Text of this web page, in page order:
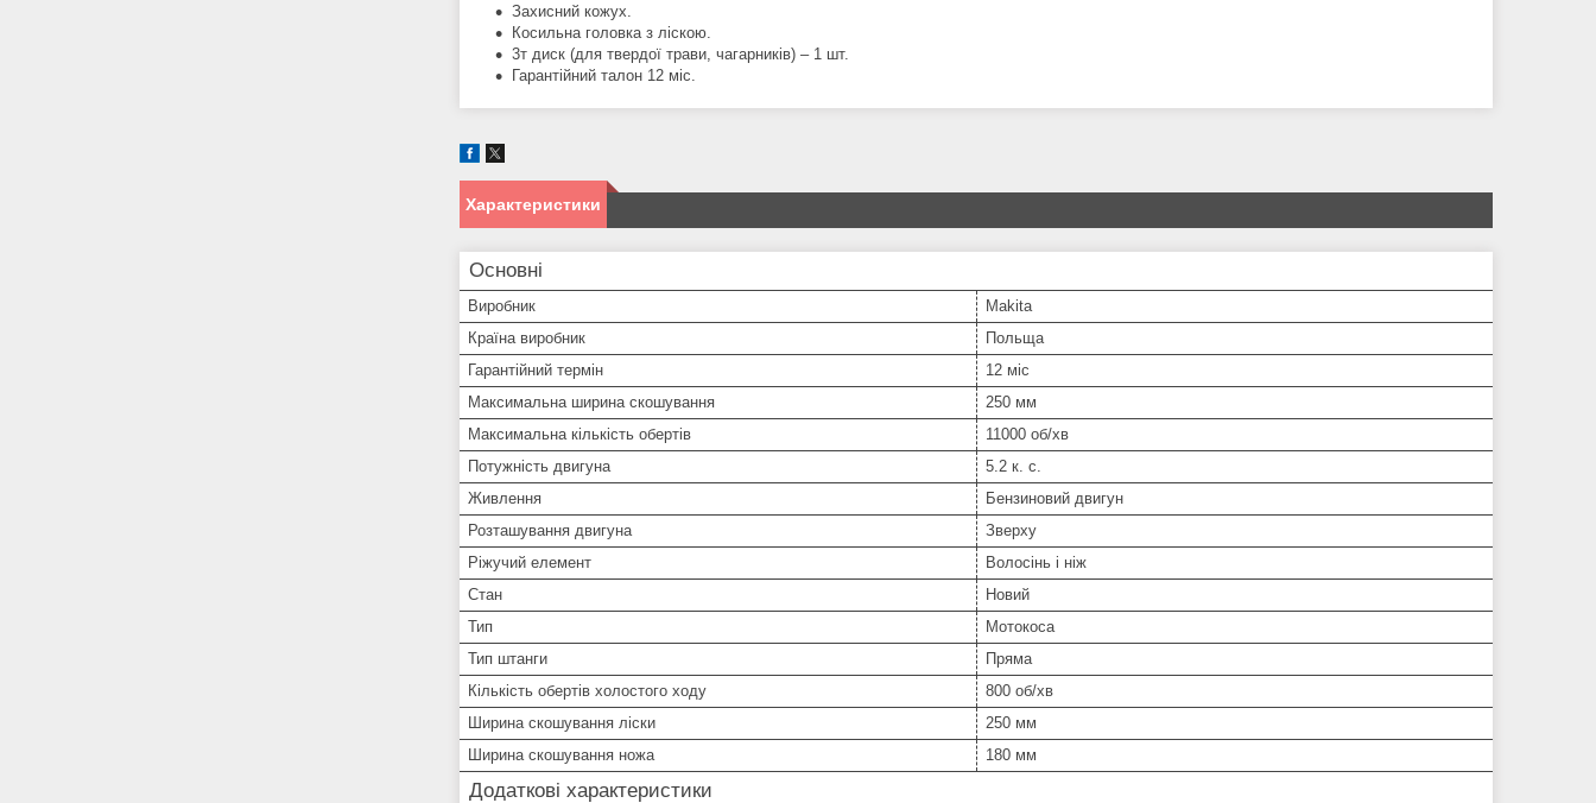
Захисний кожух.
Косильна головка з ліскою.
3т диск (для твердої трави, чагарників) – 1 шт.
Гарантійний талон 12 міс.
Характеристики
Основні
Виробник
Makita
Країна виробник
Польща
Гарантійний термін
12 міс
Максимальна ширина скошування
250 мм
Максимальна кількість обертів
11000 об/хв
Потужність двигуна
5.2 к. с.
Живлення
Бензиновий двигун
Розташування двигуна
Зверху
Ріжучий елемент
Волосінь і ніж
Стан
Новий
Тип
Мотокоса
Тип штанги
Пряма
Кількість обертів холостого ходу
800 об/хв
Ширина скошування ліски
250 мм
Ширина скошування ножа
180 мм
Додаткові характеристики